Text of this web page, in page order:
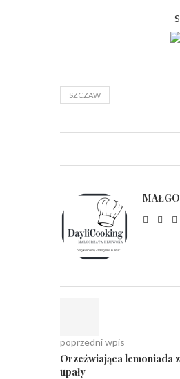
SZCZAW
poprzedni wpis
Orzeźwiająca lemoniada
upały